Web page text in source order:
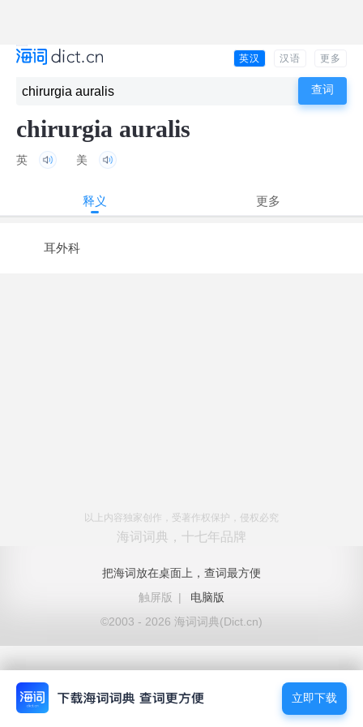
英汉 汉语 更多
chirurgia auralis
英 美
释义 更多
耳外科
以上内容独家创作，受著作权保护，侵权必究
海词词典，十七年品牌
把海词放在桌面上，查词最方便
触屏版
|
电脑版
©2003 - 2026 海词词典(Dict.cn)
立即下载
立即下载